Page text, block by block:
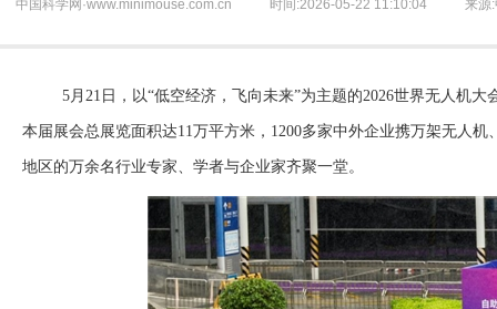
中国科学网·www.minimouse.com.cn 时间:2026-05-22 11:10:04 来源:
5月21日，以“低空经济，飞向未来”为主题的2026世界无人机
本届展会总展览面积达11万平方米，1200多家中外企业携万架无人
地区的万余名行业专家、学者与企业家齐聚一堂。